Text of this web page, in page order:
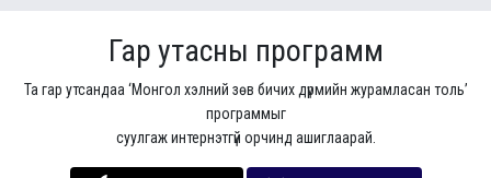
Гар утасны программ
Та гар утсандаа ‘Монгол хэлний зөв бичих дүрмийн журамласан толь’
программыг
суулгаж интернэтгүй орчинд ашиглаарай.